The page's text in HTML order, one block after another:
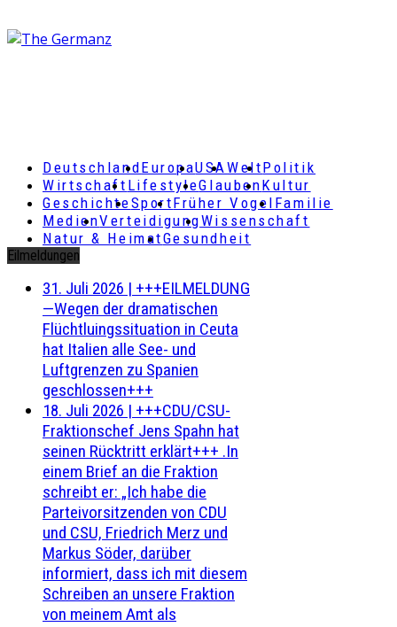
DeutschlandEuropaUSAWeltPolitik
Wirtschaft LifestyleGlaubenKultur
GeschichteSportFrüher Vogel Familie
MedienVerteidigungWissenschaft
Natur & HeimatGesundheit
Eilmeldungen
31. Juli 2026 | +++EILMELDUNG
—Wegen der dramatischen
Flüchtluingssituation in Ceuta
hat Italien alle See- und
Luftgrenzen zu Spanien
geschlossen+++
18. Juli 2026 | +++CDU/CSU-
Fraktionschef Jens Spahn hat
seinen Rücktritt erklärt+++ .In
einem Brief an die Fraktion
schreibt er: „Ich habe die
Parteivorsitzenden von CDU
und CSU, Friedrich Merz und
Markus Söder, darüber
informiert, dass ich mit diesem
Schreiben an unsere Fraktion
von meinem Amt als